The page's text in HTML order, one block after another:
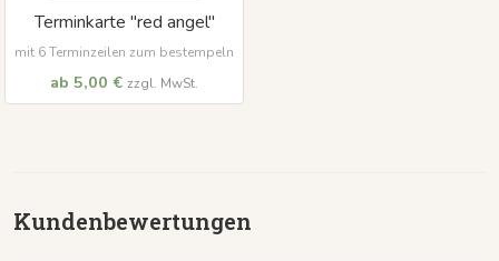
Terminkarte "red angel"
mit 6 Terminzeilen zum bestempeln
ab 5,00 € zzgl. MwSt.
Kundenbewertungen